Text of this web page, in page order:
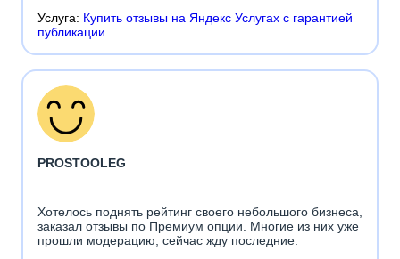
Услуга: Купить отзывы на Яндекс Услугах с гарантией
публикации
PROSTOOLEG
Хотелось поднять рейтинг своего небольшого бизнеса,
заказал отзывы по Премиум опции. Многие из них уже
прошли модерацию, сейчас жду последние.